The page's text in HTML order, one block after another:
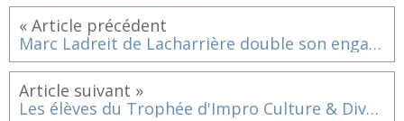
« Article précédent
Marc Ladreit de Lacharrière double son engagement en faveur de la programmation culturelle du Musée du quai Branly - Jacques Chir
Article suivant »
Les élèves du Trophée d'Impro Culture & Diversité invités d'honneur au Ministère de la Culture